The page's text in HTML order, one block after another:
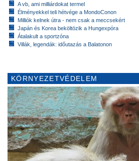
A vb, ami milliárdokat termel
Élményekkel teli hétvége a MondoConon
Milliók kelnek útra - nem csak a meccsekért
Japán és Korea beköltözik a Hungexpóra
Átalakult a sportzóna
Villák, legendák: időutazás a Balatonon
KÖRNYEZETVÉDELEM